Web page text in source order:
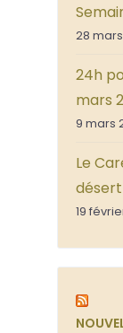
28
24h
mars
9 mars
Le
désert
19